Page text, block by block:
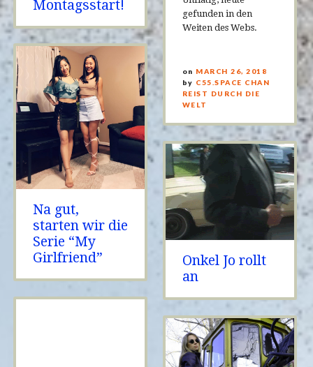
gefunden in den
Weiten des Webs.
on MARCH 26, 2018
by C55.SPACE CHAN
REIST DURCH DIE
WELT
Montagsstart!
Na gut,
starten wir die
Serie “My
Girlfriend”
Onkel Jo rollt
an